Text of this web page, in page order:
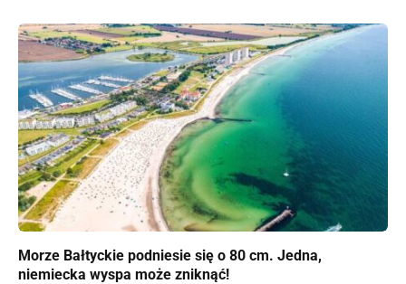
Morze Bałtyckie podniesie się o 80 cm. Jedna,
niemiecka wyspa może zniknąć!